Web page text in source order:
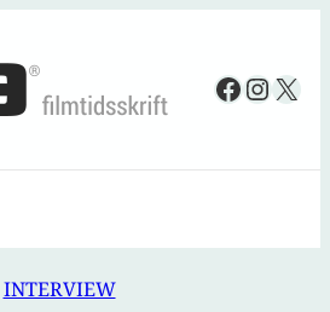
X
INTERVIEW